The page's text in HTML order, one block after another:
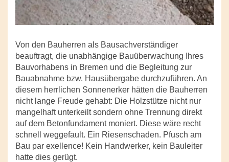
Von den Bauherren als Bausachverständiger
beauftragt, die unabhängige Bauüberwachung Ihres
Bauvorhabens in Bremen und die Begleitung zur
Bauabnahme bzw. Hausübergabe durchzuführen. An
diesem herrlichen Sonnenerker hätten die Bauherren
nicht lange Freude gehabt: Die Holzstütze nicht nur
mangelhaft unterkeilt sondern ohne Trennung direkt
auf dem Betonfundament moniert. Diese wäre recht
schnell weggefault. Ein Riesenschaden. Pfusch am
Bau par exellence! Kein Handwerker, kein Bauleiter
hatte dies gerügt.